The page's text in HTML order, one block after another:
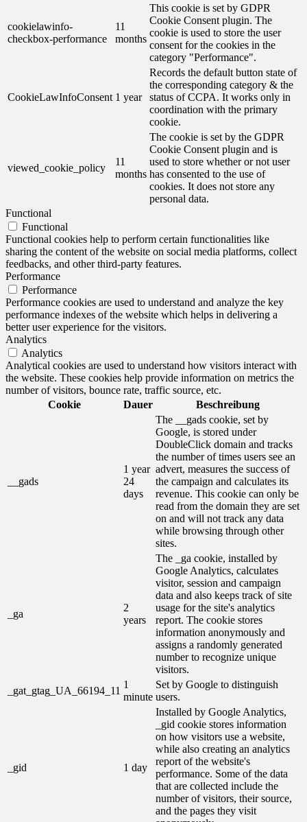
cookielawinfo-
checkbox-performance
11
months
This cookie is set by GDPR
Cookie Consent plugin. The
cookie is used to store the user
consent for the cookies in the
category "Performance".
CookieLawInfoConsent 1 year
Records the default button state of
the corresponding category & the
status of CCPA. It works only in
coordination with the primary
cookie.
viewed_cookie_policy
11
months
The cookie is set by the GDPR
Cookie Consent plugin and is
used to store whether or not user
has consented to the use of
cookies. It does not store any
personal data.
Functional
Functional
Functional cookies help to perform certain functionalities like
sharing the content of the website on social media platforms, collect
feedbacks, and other third-party features.
Performance
Performance
Performance cookies are used to understand and analyze the key
performance indexes of the website which helps in delivering a
better user experience for the visitors.
Analytics
Analytics
Analytical cookies are used to understand how visitors interact with
the website. These cookies help provide information on metrics the
number of visitors, bounce rate, traffic source, etc.
Cookie
Dauer Beschreibung
__gads
1 year
24
days
The __gads cookie, set by
Google, is stored under
DoubleClick domain and tracks
the number of times users see an
advert, measures the success of
the campaign and calculates its
revenue. This cookie can only be
read from the domain they are set
on and will not track any data
while browsing through other
sites.
_ga
2
years
The _ga cookie, installed by
Google Analytics, calculates
visitor, session and campaign
data and also keeps track of site
usage for the site's analytics
report. The cookie stores
information anonymously and
assigns a randomly generated
number to recognize unique
visitors.
_gat_gtag_UA_66194_11
1
minute
Set by Google to distinguish
users.
_gid 1 day
Installed by Google Analytics,
_gid cookie stores information
on how visitors use a website,
while also creating an analytics
report of the website's
performance. Some of the data
that are collected include the
number of visitors, their source,
and the pages they visit